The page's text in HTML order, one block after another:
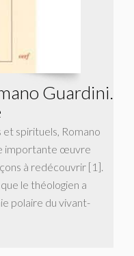
Guardini.
spirituels, Romano
importante œuvre
à redécouvrir [1].
le théologien a
polaire du vivant-